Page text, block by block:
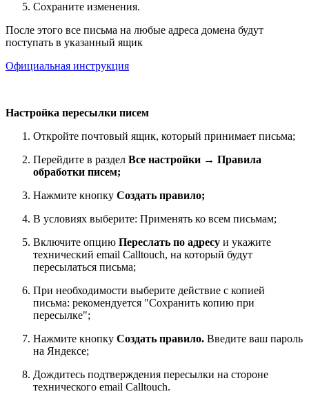
Сохраните изменения.
После этого все письма на любые адреса домена будут
поступать в указанный ящик
Официальная инструкция
Настройка пересылки писем
Откройте почтовый ящик, который принимает письма;
Перейдите в раздел Все настройки → Правила
обработки писем;
Нажмите кнопку Создать правило;
В условиях выберите: Применять ко всем письмам;
Включите опцию Переслать по адресу и укажите
технический email Calltouch, на который будут
пересылаться письма;
При необходимости выберите действие с копией
письма: рекомендуется "Сохранить копию при
пересылке";
Нажмите кнопку Создать правило. Введите ваш пароль
на Яндексе;
Дождитесь подтверждения пересылки на стороне
технического email Calltouch.